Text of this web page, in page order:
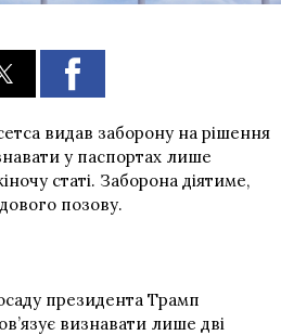
видав заборону на рішення
у паспортах лише
статі. Заборона діятиме,
позову.
президента Трамп
визнавати лише дві